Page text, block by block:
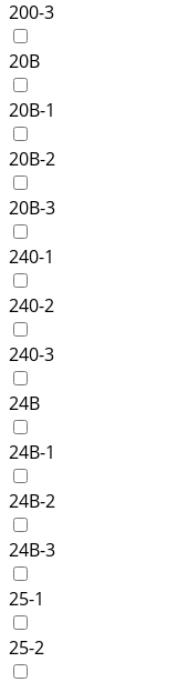
200-3
20B
20B-1
20B-2
20B-3
240-1
240-2
240-3
24B
24B-1
24B-2
24B-3
25-1
25-2